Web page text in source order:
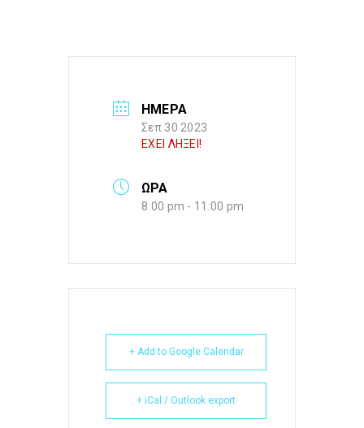
ΗΜΕΡΑ
Σεπ 30 2023
ΕΧΕΙ ΛΗΞΕΙ!
ΩΡΑ
8:00 pm - 11:00 pm
+ Add to Google Calendar
+ iCal / Outlook export